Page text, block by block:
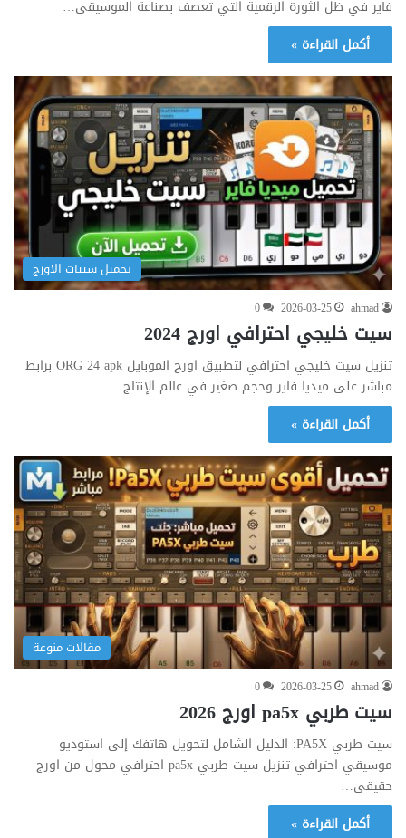
فاير في ظل الثورة الرقمية التي تعصف بصناعة الموسيقى…
أكمل القراءة »
تحميل سيتات الاورج
ahmad
2026-03-25
0
سيت خليجي احترافي اورج 2024
تنزيل سيت خليجي احترافي لتطبيق اورج الموبايل ORG 24 apk برابط
مباشر على ميديا فاير وحجم صغير في عالم الإنتاج…
أكمل القراءة »
مقالات منوعة
ahmad
2026-03-25
0
سيت طربي pa5x اورج 2026
سيت طربي PA5X: الدليل الشامل لتحويل هاتفك إلى استوديو
موسيقي احترافي تنزيل سيت طربي pa5x احترافي محول من اورج
حقيقي…
أكمل القراءة »